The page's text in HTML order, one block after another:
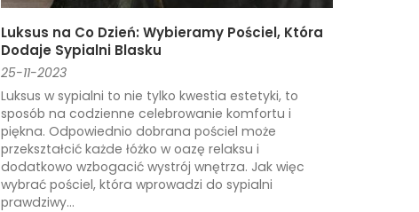
Luksus na Co Dzień: Wybieramy Pościel, Która
Dodaje Sypialni Blasku
25-11-2023
Luksus w sypialni to nie tylko kwestia estetyki, to
sposób na codzienne celebrowanie komfortu i
piękna. Odpowiednio dobrana pościel może
przekształcić każde łóżko w oazę relaksu i
dodatkowo wzbogacić wystrój wnętrza. Jak więc
wybrać pościel, która wprowadzi do sypialni
prawdziwy...